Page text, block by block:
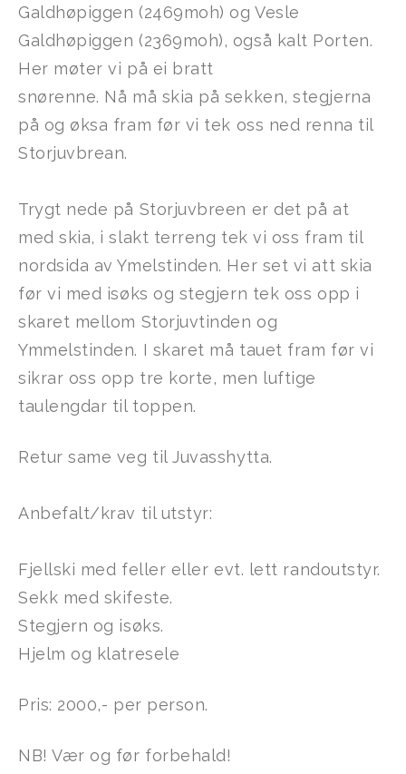
Galdhøpiggen (2469moh) og Vesle
Galdhøpiggen (2369moh), også kalt Porten.
Her møter vi på ei bratt
snørenne. Nå må skia på sekken, stegjerna
på og øksa fram før vi tek oss ned renna til
Storjuvbrean.
Trygt nede på Storjuvbreen er det på at
med skia, i slakt terreng tek vi oss fram til
nordsida av Ymelstinden. Her set vi att skia
før vi med isøks og stegjern tek oss opp i
skaret mellom Storjuvtinden og
Ymmelstinden. I skaret må tauet fram før vi
sikrar oss opp tre korte, men luftige
taulengdar til toppen.
Retur same veg til Juvasshytta.
Anbefalt/krav til utstyr:
Fjellski med feller eller evt. lett randoutstyr.
Sekk med skifeste.
Stegjern og isøks.
Hjelm og klatresele
Pris: 2000,- per person.
NB! Vær og før forbehald!